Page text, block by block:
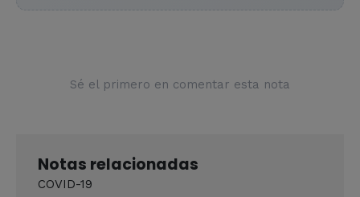
Sé el primero en comentar esta nota
Notas relacionadas
COVID-19